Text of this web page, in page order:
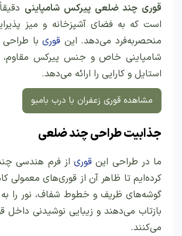
قوری چند ضلعی پیرکس شامپاینی
است که به فضای آشپزخانه و میز
منحصربه‌فرد می‌دهد. این قوریبا
شامپاینی خاص و جنس پیرکس مقاوم،
استایل و کارایی را ارائه می‌دهد.
مشاهده قوری زعفران با درب بامبو
جذابیت طراحی چند ضلعی
ما در طراحی این قوریاز فرم هندسی
کرده‌ایم تا ظاهر آن از قوری‌های معمولی
گوشه‌های ظریف و خطوط شفاف، نور را
بازتاب می‌دهند و زیبایی نوشیدنی داخل
می‌کنند.